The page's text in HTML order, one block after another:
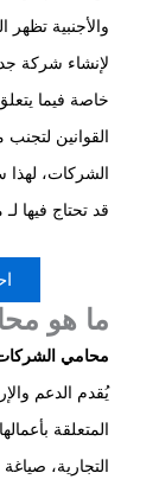
والأجنبية تظهر
لإنشاء شركة
خاصة فيما
القوانين
الشركات،
قد تحتاج فيها
ما هو
محامي
يُقدم الدعم
المتعلقة
التجارية،